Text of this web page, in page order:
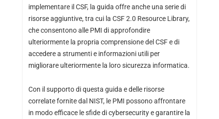
implementare il CSF, la guida offre anche una serie di
risorse aggiuntive, tra cui la CSF 2.0 Resource Library,
che consentono alle PMI di approfondire
ulteriormente la propria comprensione del CSF e di
accedere a strumenti e informazioni utili per
migliorare ulteriormente la loro sicurezza informatica.
Con il supporto di questa guida e delle risorse
correlate fornite dal NIST, le PMI possono affrontare
in modo efficace le sfide di cybersecurity e garantire la